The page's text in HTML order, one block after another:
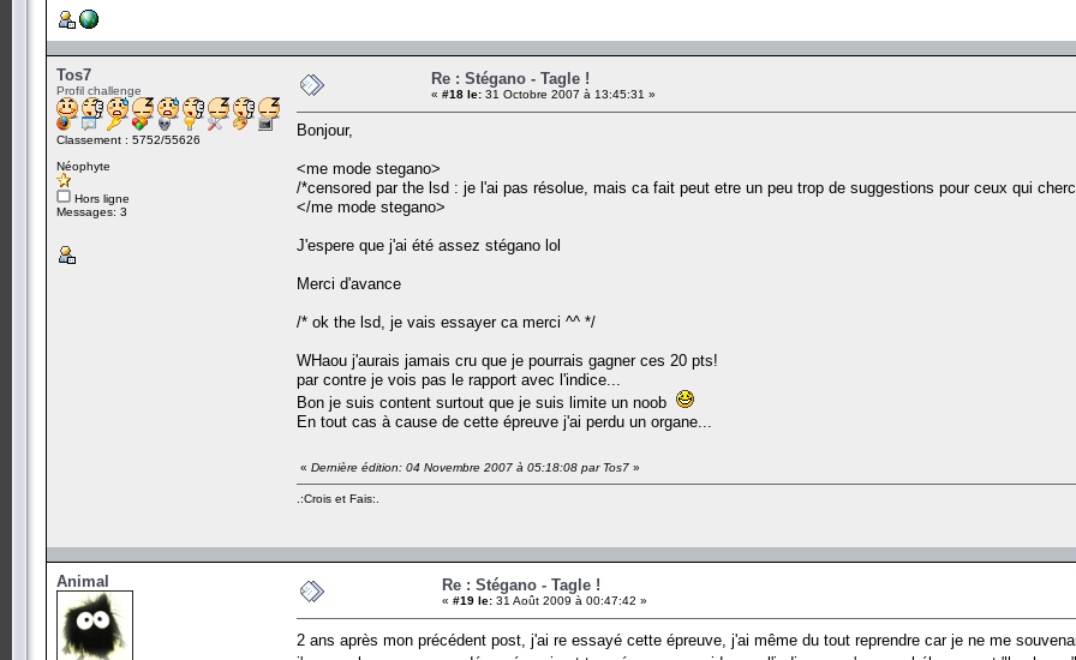
Tos7
Profil challenge
Classement : 5752/55626
Néophyte
Hors ligne
Messages: 3
Re : Stégano - Tagle !
« #18 le: 31 Octobre 2007 à 13:45:31 »
Bonjour,
<me mode stegano>
/*censored par the lsd : je l'ai pas résolue, mais ca fait peut etre un peu trop de suggestions pour ceux qui
</me mode stegano>
J'espere que j'ai été assez stégano lol
Merci d'avance
/* ok the lsd, je vais essayer ca merci ^^ */
WHaou j'aurais jamais cru que je pourrais gagner ces 20 pts!
par contre je vois pas le rapport avec l'indice...
Bon je suis content surtout que je suis limite un noob
En tout cas à cause de cette épreuve j'ai perdu un organe...
« Dernière édition: 04 Novembre 2007 à 05:18:08 par Tos7 »
.:Crois et Fais:.
Animal Re : Stégano - Tagle !
« #19 le: 31 Août 2009 à 00:47:42 »
2 ans après mon précédent post, j'ai re essayé cette épreuve, j'ai même du tout reprendre car je ne me